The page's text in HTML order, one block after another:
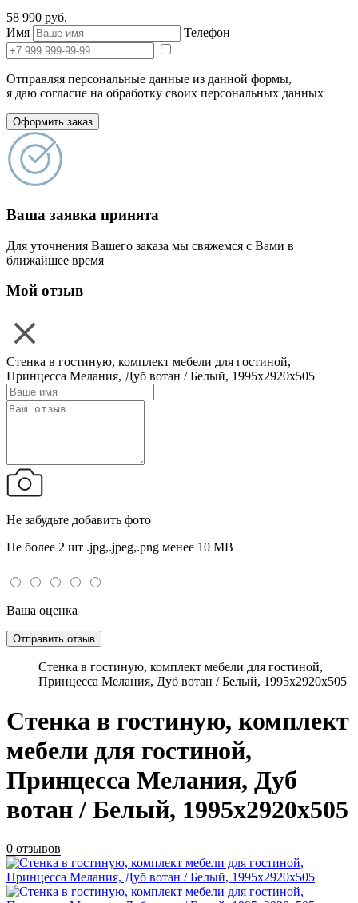
58 990руб.
Имя
Телефон
Отправляя персональные данные из данной формы,
я даю согласие на обработку своих персональных данных
Оформить заказ
Ваша заявка принята
Для уточнения Вашего заказа мы свяжемся с Вами в
ближайшее время
Мой отзыв
Стенка в гостиную, комплект мебели для гостиной,
Принцесса Мелания, Дуб вотан / Белый, 1995х2920х505
Не забудьте добавить фото
Не более 2 шт .jpg,.jpeg,.png менее 10 MB
Ваша оценка
Стенка в гостиную, комплект мебели для гостиной,
Принцесса Мелания, Дуб вотан / Белый, 1995х2920х505
Стенка в гостиную, комплект
мебели для гостиной,
Принцесса Мелания, Дуб
вотан / Белый, 1995х2920х505
0 отзывов